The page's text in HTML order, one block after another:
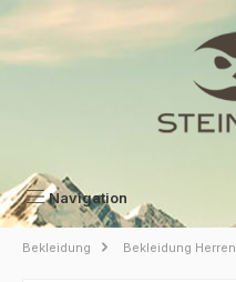
Zum Hauptinhalt springen
Navigation
Bekleidung Bekleidung Herren